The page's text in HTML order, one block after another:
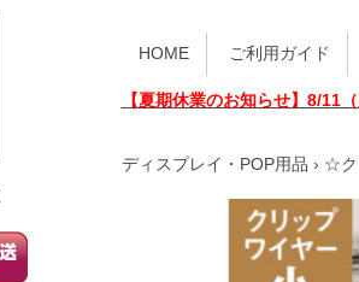
HOME ご利用ガイド
【夏期休業のお知らせ】8/11
ディスプレイ・POP用品 › ☆ク